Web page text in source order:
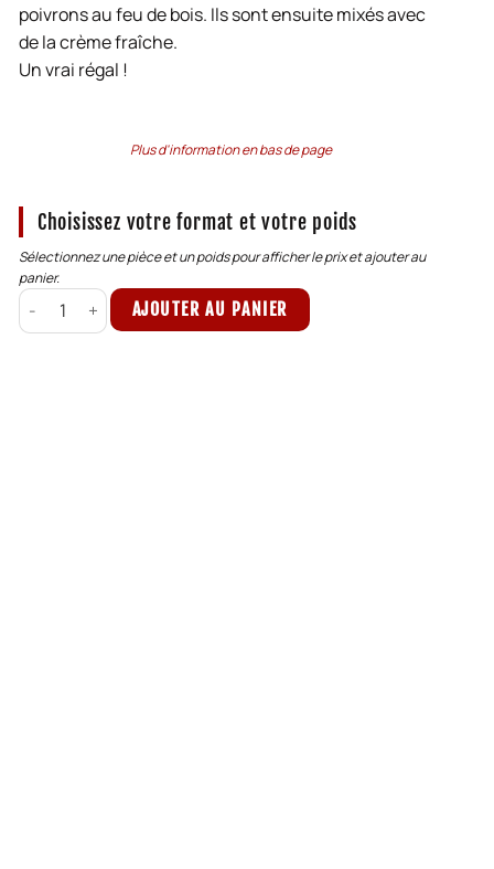
poivrons au feu de bois. Ils sont ensuite mixés avec
de la crème fraîche.
Un vrai régal !
Plus d'information en bas de page
Choisissez votre format et votre poids
Sélectionnez une pièce et un poids pour afficher le prix et ajouter au
panier.
quantité de Crème de piquillos
AJOUTER AU PANIER